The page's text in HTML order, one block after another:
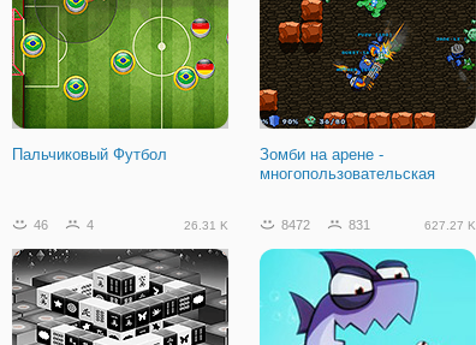
Пальчиковый Футбол
Зомби на арене -
многопользовательская
46 4 26.31 K 8472 831 627.27 K